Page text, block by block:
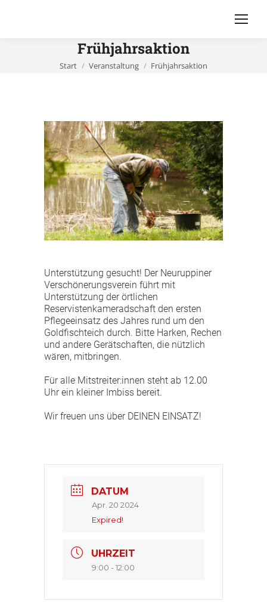
Frühjahrsaktion
Sie befinden sich hier:
Start Veranstaltung Frühjahrsaktion
Unterstützung gesucht! Der Neuruppiner
Verschönerungsverein führt mit
Unterstützung der örtlichen
Reservistenkameradschaft den ersten
Pflegeeinsatz des Jahres rund um den
Goldfischteich durch. Bitte Harken, Rechen
und andere Gerätschaften, die nützlich
wären, mitbringen.
Für alle Mitstreiter:innen steht ab 12.00
Uhr ein kleiner Imbiss bereit.
Wir freuen uns über DEINEN EINSATZ!
DATUM
Apr. 20 2024
Expired!
UHRZEIT
9:00 - 12:00